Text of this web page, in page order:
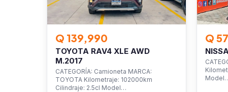
Q 139,990
TOYOTA RAV4 XLE AWD
M.2017
CATEGORÍA: Camioneta MARCA:
TOYOTA Kilometraje: 102000km
Cilindraje: 2.5cl Model…
Q